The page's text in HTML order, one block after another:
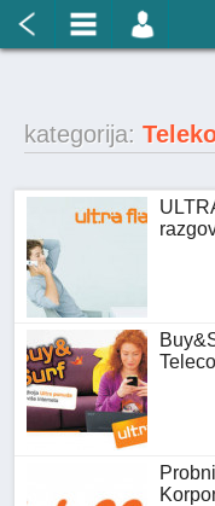
kategorija: